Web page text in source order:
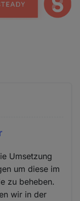
Umsetzung
um diese im
zu beheben.
wir in der